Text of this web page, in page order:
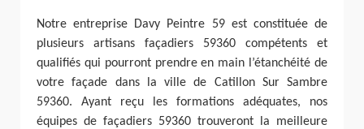
Notre entreprise Davy Peintre 59 est constituée de
plusieurs artisans façadiers 59360 compétents et
qualifiés qui pourront prendre en main l’étanchéité de
votre façade dans la ville de Catillon Sur Sambre
59360. Ayant reçu les formations adéquates, nos
équipes de façadiers 59360 trouveront la meilleure